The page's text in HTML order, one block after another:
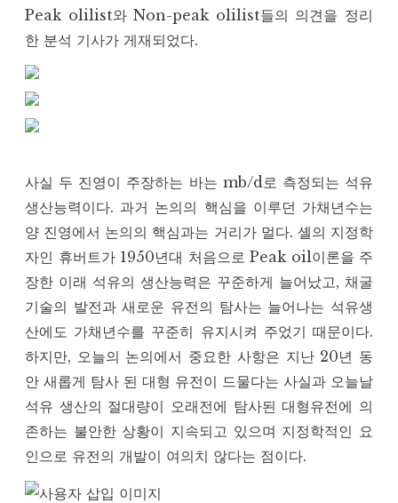
Peak olilist와 Non-peak olilist들의 의견을 정리
한 분석 기사가 게재되었다.
사실 두 진영이 주장하는 바는 mb/d로 측정되는 석유
생산능력이다. 과거 논의의 핵심을 이루던 가채년수는
양 진영에서 논의의 핵심과는 거리가 멀다. 셸의 지정학
자인 휴버트가 1950년대 처음으로 Peak oil이론을 주
장한 이래 석유의 생산능력은 꾸준하게 늘어났고, 채굴
기술의 발전과 새로운 유전의 탐사는 늘어나는 석유생
산에도 가채년수를 꾸준히 유지시켜 주었기 때문이다.
하지만, 오늘의 논의에서 중요한 사항은 지난 20년 동
안 새롭게 탐사 된 대형 유전이 드물다는 사실과 오늘날
석유 생산의 절대량이 오래전에 탐사된 대형유전에 의
존하는 불안한 상황이 지속되고 있으며 지정학적인 요
인으로 유전의 개발이 여의치 않다는 점이다.